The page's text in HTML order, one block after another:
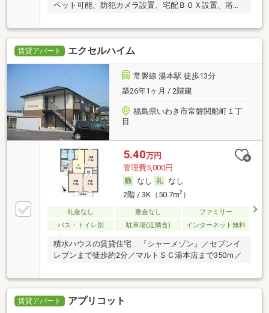
ペット可能、防犯カメラ設置、宅配ＢＯＸ設置、浴室
賃貸アパート エクセルハイム
常磐線 湯本駅 徒歩13分
築26年1ヶ月 / 2階建
福島県いわき市常磐関船町１丁
目
5.40万円
管理費5,000円
なし
なし
2階 / 3K（50.7m2）
礼金なし 敷金なし
ファミリー
バス・トイレ別
駐車場(近隣含) インターネット無料
積水ハウスの賃貸住宅 『シャーメゾン』／セブンイ
レブンまで徒歩約2分／マルトＳＣ湯本店まで350ｍ／
賃貸アパート アプリコット